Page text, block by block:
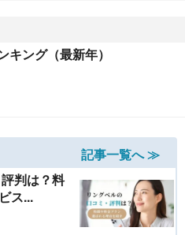
キング（最新年）
記事一覧へ ≫
判は？料
ス...